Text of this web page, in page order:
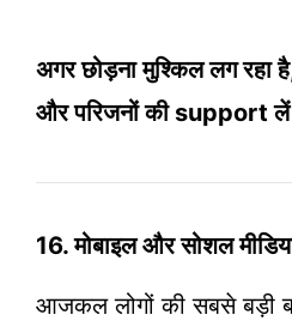
अगर छोड़ना मुश्किल लग रहा
और परिजनों की support
16. मोबाइल और सोशल
आजकल लोगों की सबसे बड़ी